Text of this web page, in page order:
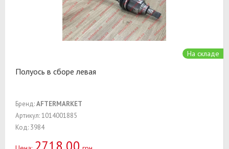
На складе
Полуось в сборе левая
Бренд:AFTERMARKET
Артикул: 1014001885
Код: 3984